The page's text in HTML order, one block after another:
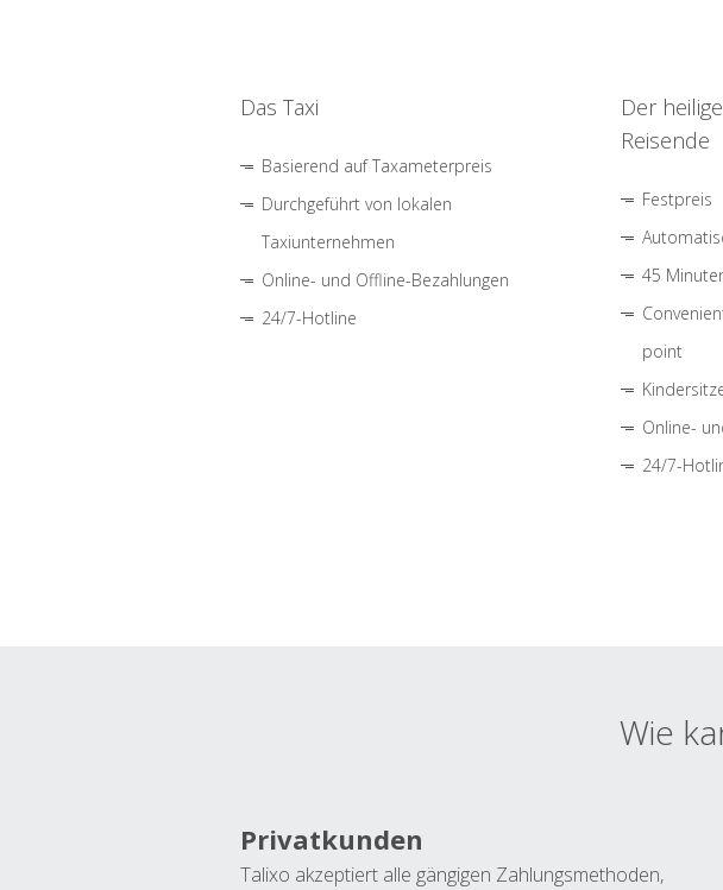
Das Taxi
Basierend auf Taxameterpreis
Durchgeführt von lokalen
Taxiunternehmen
Online- und Offline-Bezahlungen
24/7-Hotline
Der
Reisende
Festpreis
45
point
Online-
24/7-
Wie
Privatkunden
Talixo akzeptiert alle gängigen Zahlungsmethoden,